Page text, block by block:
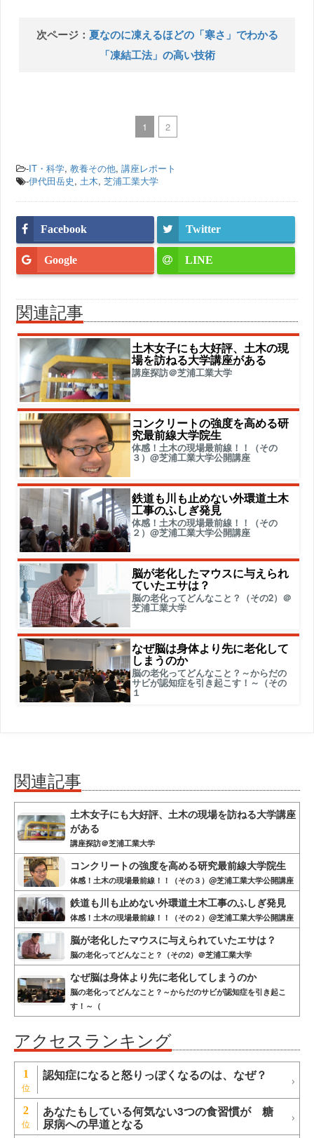
次ページ： 夏なのに凍えるほどの「寒さ」でわかる
「凍結工法」の高い技術
1 2
-IT・科学,教養その他,講座レポート
-伊代田岳史,土木,芝浦工業大学
Facebook Twitter
Google LINE
関連記事
土木女子にも大好評、土木の現
場を訪ねる大学講座がある
講座探訪＠芝浦工業大学
コンクリートの強度を高める研
究最前線大学院生
体感！土木の現場最前線！！（その
３）@芝浦工業大学公開講座
鉄道も川も止めない外環道土木
工事のふしぎ発見
体感！土木の現場最前線！！（その
２）@芝浦工業大学公開講座
脳が老化したマウスに与えられ
ていたエサは？
脳の老化ってどんなこと？（その2）＠
芝浦工業大学
なぜ脳は身体より先に老化して
しまうのか
脳の老化ってどんなこと？～からだの
サビが認知症を引き起こす！～（その
１
関連記事
土木女子にも大好評、土木の現場を訪ねる大学講座
がある
講座探訪＠芝浦工業大学
コンクリートの強度を高める研究最前線大学院生
体感！土木の現場最前線！！（その３）@芝浦工業大学公開講座
鉄道も川も止めない外環道土木工事のふしぎ発見
体感！土木の現場最前線！！（その２）@芝浦工業大学公開講座
脳が老化したマウスに与えられていたエサは？
脳の老化ってどんなこと？（その2）＠芝浦工業大学
なぜ脳は身体より先に老化してしまうのか
脳の老化ってどんなこと？～からだのサビが認知症を引き起こ
す！～（
アクセスランキング
1 認知症になると怒りっぽくなるのは、なぜ？
2 あなたもしている何気ない3つの食習慣が 糖
尿病への早道となる